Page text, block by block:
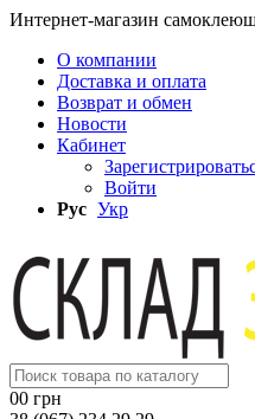
Интернет-магазин
О компании
Доставка и оплата
Возврат и обмен
Новости
Кабинет
Войти
Рус Укр
00 грн